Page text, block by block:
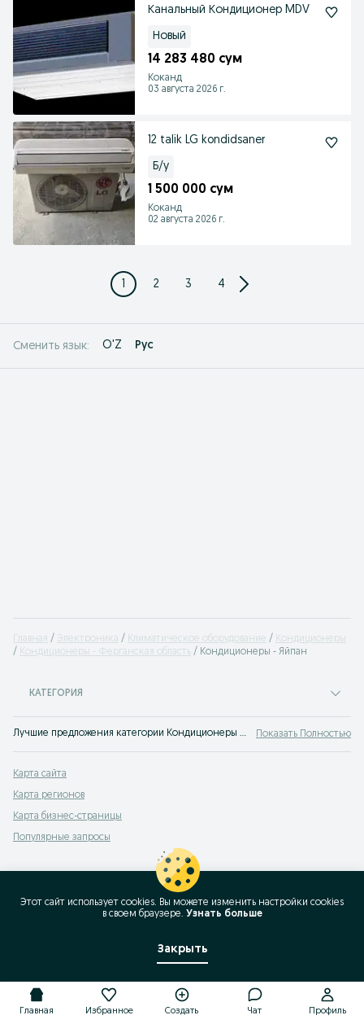
Канальный Кондиционер MDV
Новый
14 283 480 сум
Коканд
03 августа 2026 г.
12 talik LG kondidsaner
Б/у
1 500 000 сум
Коканд
02 августа 2026 г.
1 2 3 4
Сменить язык: O'Z Рус
Главная Электроника Климатическое оборудование
Кондиционеры
Кондиционеры - Ферганская область
Кондиционеры - Яйпан
КАТЕГОРИЯ
Лучшие предложения категории Кондиционеры Яйпан. Большой выбор товаров и услуг по выгодным ценам на OLX! Множество предложений на OLX.uz! Показать Полностью
Карта сайта
Карта регионов
Карта бизнес-страницы
Популярные запросы
Главная Избранное Создать Чат Профиль
Этот сайт использует cookies. Вы можете изменить настройки cookies
в своeм браузере. Узнать больше
Закрыть